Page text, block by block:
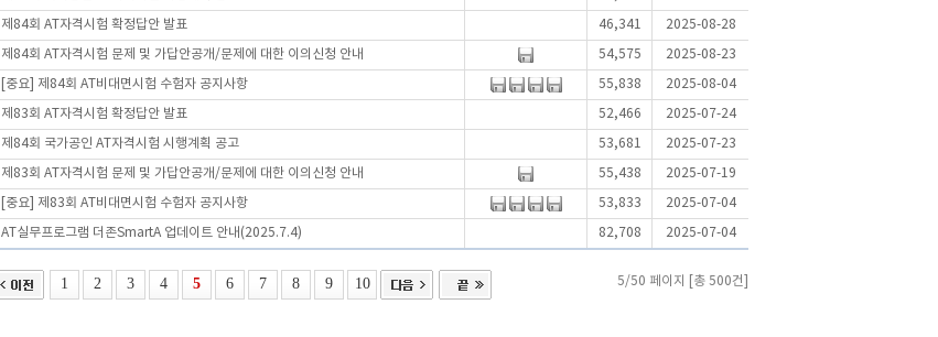
제84회 AT자격시험 확정답안 발표 46,341 2025-08-28
제84회 AT자격시험 문제 및 가답안공개/문제에 대한 이의신청 안내 54,575 2025-08-23
[중요] 제84회 AT비대면시험 수험자 공지사항 55,838 2025-08-04
제83회 AT자격시험 확정답안 발표 52,466 2025-07-24
제84회 국가공인 AT자격시험 시행계획 공고 53,681 2025-07-23
제83회 AT자격시험 문제 및 가답안공개/문제에 대한 이의신청 안내 55,438 2025-07-19
[중요] 제83회 AT비대면시험 수험자 공지사항 53,833 2025-07-04
AT실무프로그램 더존SmartA 업데이트 안내(2025.7.4) 82,708 2025-07-04
1 2 3 4 5 6 7 8 9 10 5/50 페이지 [총 500건]